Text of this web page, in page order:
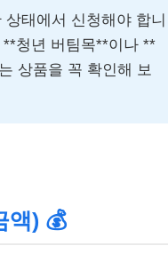
태에서 신청해야 합니
청년 버팀목**이나 **
상품을 꼭 확인해 보
액) 💰